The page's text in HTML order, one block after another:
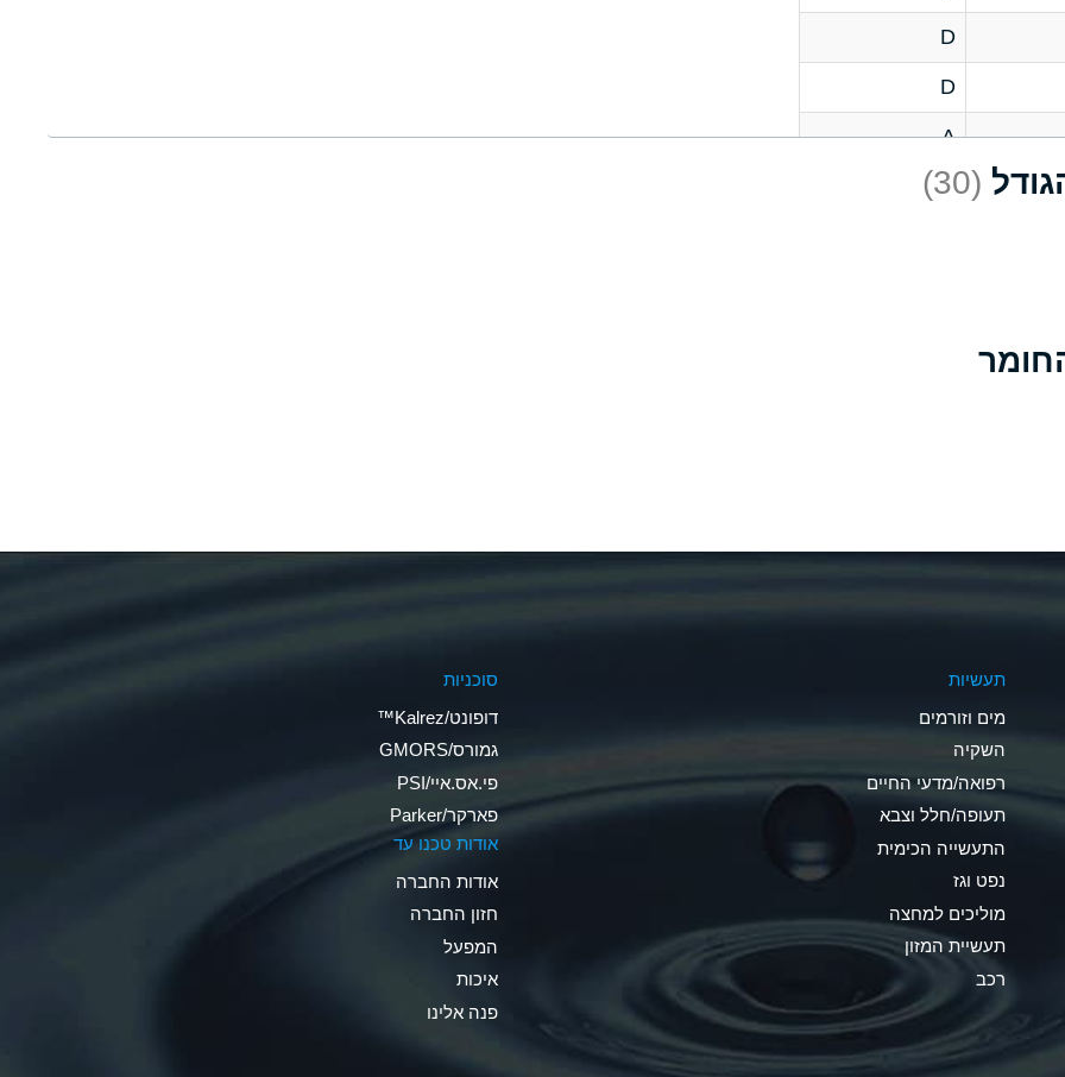
D
D
A
D
B
D
A
D
A
(30)
תעשיות
מים וזורמים
השקיה
רפואה/מדעי החיים
תעופה/חלל וצבא
התעשייה הכימית
נפט וגז
מוליכים למחצה
תעשיית המזון
רכב
סוכניות
דופונט/Kalrez™
גמורס/GMORS
פי.אס.איי/PSI
פארקר/Parker
אודות טכנו עד
אודות החברה
חזון החברה
המפעל
איכות
פנה אלינו